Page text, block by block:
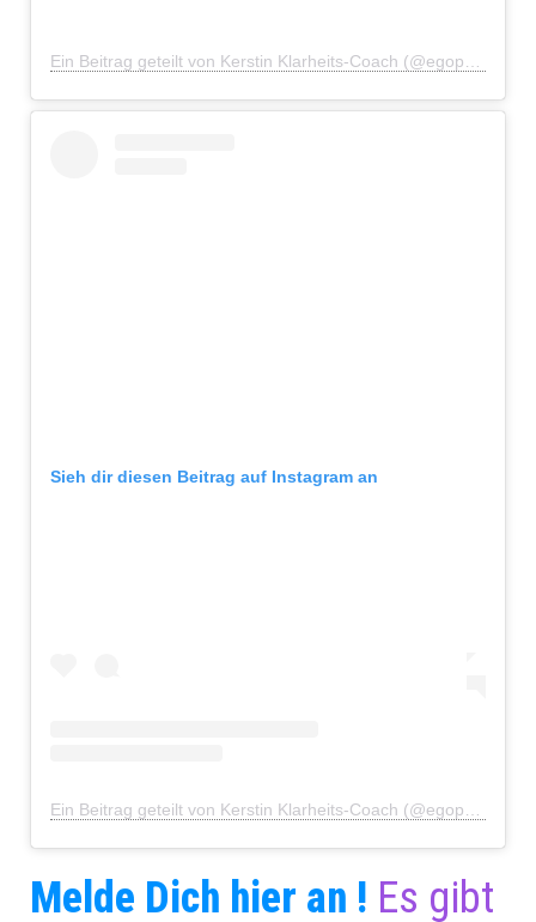
Ein Beitrag geteilt von Kerstin Klarheits-Coach (@egophiliatu)
Sieh dir diesen Beitrag auf Instagram an
Melde Dich hier an ! Es gibt